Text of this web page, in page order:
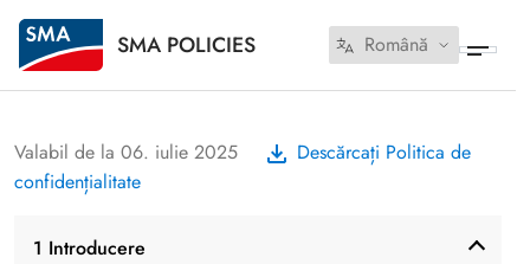
SMA POLICIES Română
Valabil de la 06. iulie 2025
Descărcați Politica de
confidențialitate
1 Introducere